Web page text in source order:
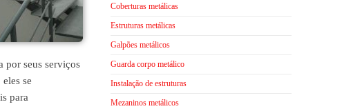
por seus serviços
se
para
Coberturas metálicas
Estruturas metálicas
Galpões metálicos
Guarda corpo metálico
Instalação de estruturas
Mezaninos metálicos